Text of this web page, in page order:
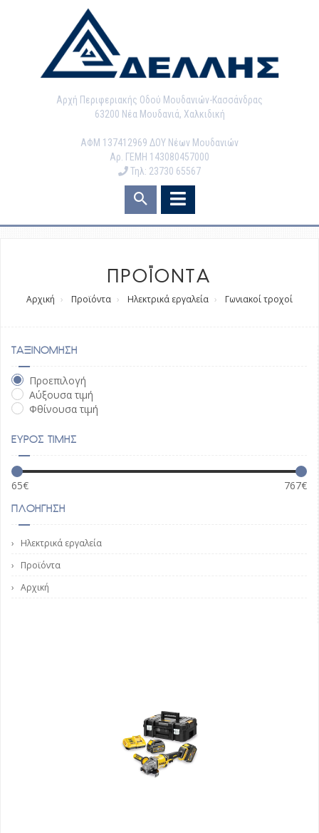
Αρχή Περιφεριακής Οδού Μουδανιών-Κασσάνδρας
63200 Νέα Μουδανιά, Χαλκιδική
ΑΦΜ 137412969 ΔΟΥ Νέων Μουδανιών
Αρ. ΓΕΜΗ 143080457000
Τηλ: 23730 65567
ΠΡΟΪΟΝΤΑ
Αρχική Προϊόντα Ηλεκτρικά εργαλεία Γωνιακοί τροχοί
ΤΑΞΙΝΟΜΗΣΗ
Προεπιλογή
Αύξουσα τιμή
Φθίνουσα τιμή
ΕΥΡΟΣ ΤΙΜΗΣ
65€ 767€
ΠΛΟΗΓΗΣΗ
Ηλεκτρικά εργαλεία
Προϊόντα
Αρχική